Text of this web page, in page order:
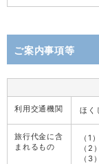
ご案内事項等
利用交通機関 ほく
旅行代金に含
まれるもの
（1
（2
（3